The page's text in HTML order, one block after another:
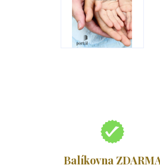
Balíkovna